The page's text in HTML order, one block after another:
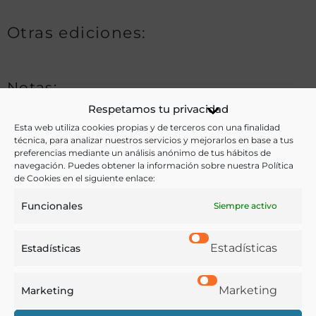
Respetamos tu privacidad
Esta web utiliza cookies propias y de terceros con una finalidad
técnica, para analizar nuestros servicios y mejorarlos en base a tus
preferencias mediante un análisis anónimo de tus hábitos de
navegación. Puedes obtener la información sobre nuestra Política
de Cookies en el siguiente enlace:
Funcionales Siempre activo
Estadísticas Estadísticas
Marketing Marketing
Otras ediciones:
Notas:
Ver más libros de estas materias:
Alimentos,Cocina,Enseñanza